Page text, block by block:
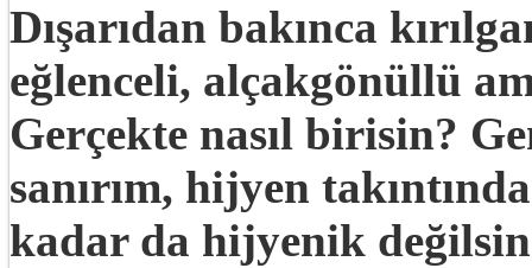
Dışarıdan bakınca
eğlenceli, alçakgönüllü
Gerçekte nasıl birisin?
sanırım, hijyen
kadar da hijyenik